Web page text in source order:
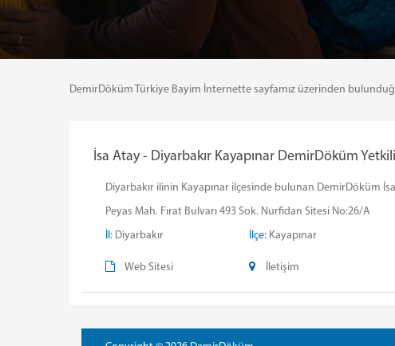
DemirDöküm Türkiye Bayim İnternette sayfamız üzerinden
İsa Atay - Diyarbakır Kayapınar DemirDöküm
Diyarbakır ilinin Kayapınar ilçesinde bulunan DemirDöküm
Peyas Mah. Fırat Bulvarı 493 Sok. Nurfidan Sitesi No:26/A
İl: Diyarbakır İlçe: Kayapınar
Web Sitesi İletişim